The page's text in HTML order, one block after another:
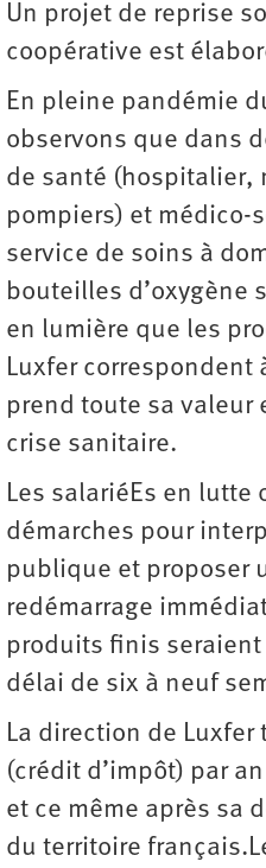
Un projet de reprise
coopérative est
En pleine pandémie
observons que dans
de santé (hospitalier,
pompiers) et médico-
service de soins à
bouteilles d’oxygène
en lumière que les
Luxfer correspondent
prend toute sa valeur
crise sanitaire.
Les salariéEs en lutte
démarches pour
publique et proposer
redémarrage
produits finis
délai de six à neuf
La direction de Luxfer
(crédit d’impôt) par
et ce même après sa
du territoire